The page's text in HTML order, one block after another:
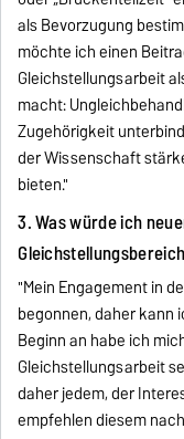
als Bevorzugung
möchte ich einen
Gleichstellungsarbeit
macht:
Zugehörigkeit
der Wissenschaft
bieten."
3. Was würde ich
"Mein Engagement in
begonnen, daher kann
Beginn an habe ich
Gleichstellungsarbeit
daher jedem, der
empfehlen diesem